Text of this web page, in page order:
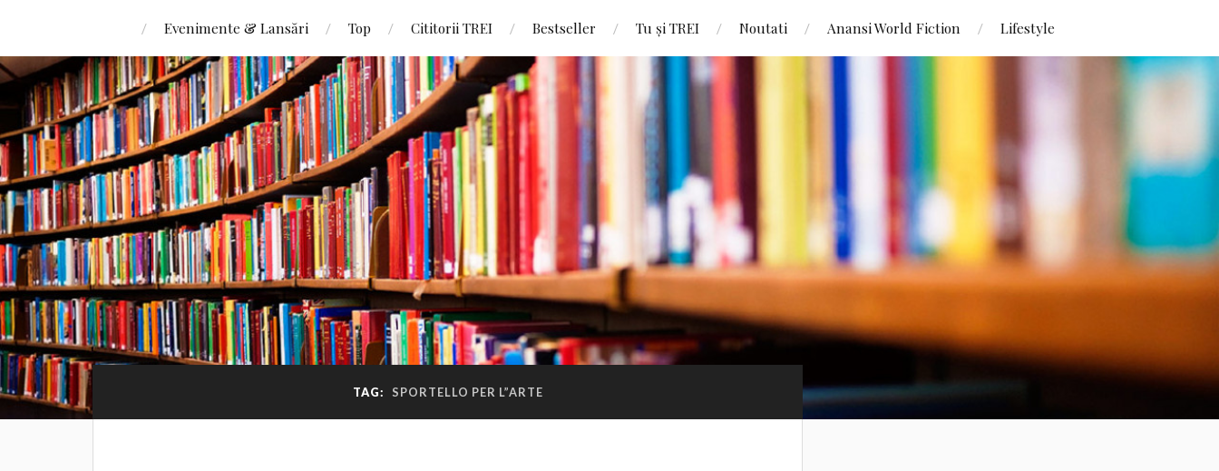
Evenimente & Lansări Top Cititorii TREI Bestseller Tu și TREI Noutati Anansi World Fiction Lifestyle
TAG: SPORTELLO PER L”ARTE